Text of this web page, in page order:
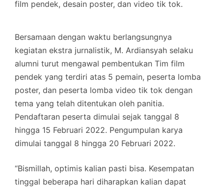
film pendek, desain poster, dan video tik tok.
Bersamaan dengan waktu berlangsungnya
kegiatan ekstra jurnalistik, M. Ardiansyah selaku
alumni turut mengawal pembentukan Tim film
pendek yang terdiri atas 5 pemain, peserta lomba
poster, dan peserta lomba video tik tok dengan
tema yang telah ditentukan oleh panitia.
Pendaftaran peserta dimulai sejak tanggal 8
hingga 15 Februari 2022. Pengumpulan karya
dimulai tanggal 8 hingga 20 Februari 2022.
“Bismillah, optimis kalian pasti bisa. Kesempatan
tinggal beberapa hari diharapkan kalian dapat